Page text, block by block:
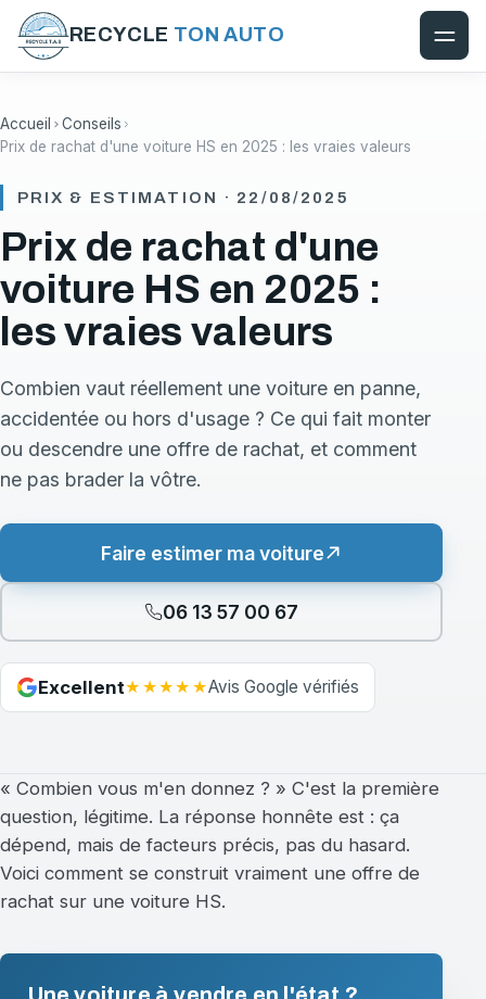
RECYCLE TON AUTO
Accueil
Conseils
Prix de rachat d'une voiture HS en 2025 : les vraies valeurs
PRIX & ESTIMATION · 22/08/2025
Prix de rachat d'une
voiture HS en 2025 :
les vraies valeurs
Combien vaut réellement une voiture en panne,
accidentée ou hors d'usage ? Ce qui fait monter
ou descendre une offre de rachat, et comment
ne pas brader la vôtre.
Faire estimer ma voiture
06 13 57 00 67
Excellent★★★★★Avis Google vérifiés
« Combien vous m'en donnez ? » C'est la première
question, légitime. La réponse honnête est : ça
dépend, mais de facteurs précis, pas du hasard.
Voici comment se construit vraiment une offre de
rachat sur une voiture HS.